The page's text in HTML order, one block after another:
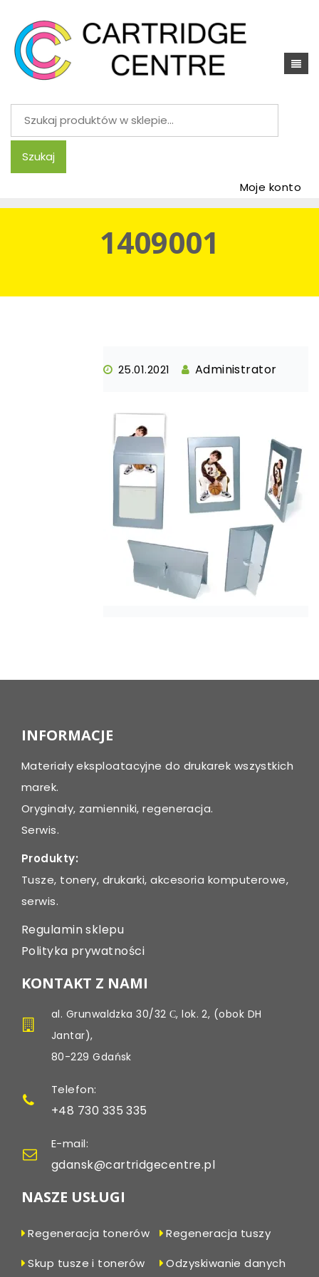
Szukaj:
Szukaj
Moje konto
1409001
25.01.2021 Administrator
navigation
INFORMACJE
Materiały eksploatacyjne do drukarek wszystkich
marek.
Oryginały, zamienniki, regeneracja.
Serwis.
Produkty:
Tusze, tonery, drukarki, akcesoria komputerowe,
serwis.
Regulamin sklepu
Polityka prywatności
KONTAKT Z NAMI
al. Grunwaldzka 30/32 С, lok. 2, (obok DH
Jantar),
80-229 Gdańsk
Telefon:
+48 730 335 335
E-mail:
gdansk@cartridgecentre.pl
NASZE USŁUGI
Regeneracja tonerów
Regeneracja tuszy
Skup tusze i tonerów
Odzyskiwanie danych